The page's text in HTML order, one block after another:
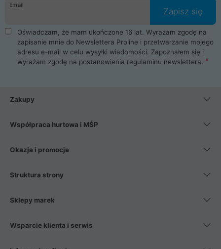
ProLine to czysta przyjemność i pełne bezpieczeństwo.
Zaopatrzysz się u nas w akcesoria i części komputerowe
takie jak procesory, karty graficzne, płyty główne, pamięci,
dyski SSD, M.2 oraz HDD. Nasi pracownicy pomogą Ci wybrać
najlepszy zasilacz komputerowy oraz obudowę do komputera.
Poza komputerami mamy również najlepsze na rynku
Smartfony takich producentów jak Xiaomi, Apple, Samsung i
wentylatory. Na koniec mając już to wszystko, możesz
Email
Zapisz się
Oświadczam, że mam ukończone 16 lat. Wyrażam zgodę na
zapisanie mnie do Newslettera Proline i przetwarzanie mojego
adresu e-mail w celu wysyłki wiadomości. Zapoznałem się i
wyrażam zgodę na postanowienia regulaminu newslettera.
Zakupy
Współpraca hurtowa i MŚP
Okazja i promocja
Struktura strony
Sklepy marek
Wsparcie klienta i serwis